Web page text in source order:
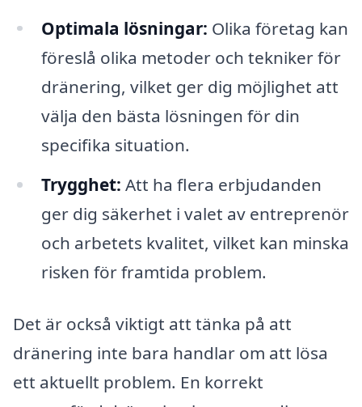
Optimala lösningar: Olika företag kan
föreslå olika metoder och tekniker för
dränering, vilket ger dig möjlighet att
välja den bästa lösningen för din
specifika situation.
Trygghet: Att ha flera erbjudanden
ger dig säkerhet i valet av entreprenör
och arbetets kvalitet, vilket kan minska
risken för framtida problem.
Det är också viktigt att tänka på att
dränering inte bara handlar om att lösa
ett aktuellt problem. En korrekt